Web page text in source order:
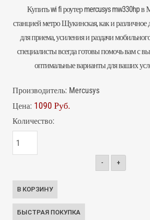
Купитьwi fi роутерmercusys mw330hp в
станцией метро Щукинская, как и различное
для приема, усиления и раздачи
специалисты всегда готовы помочь вам с
оптимальные варианты для ваших
Производитель: Mercusys
Цена: 1090 Руб.
Количество:
- +